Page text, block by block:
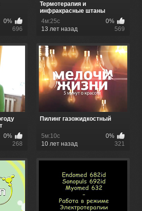
0%
696
Термотерапия и
инфракрасные штаны
4м:25с
0%
13 лет назад
569
0%
268
Пилинг газожидкостный
5м:10с
0%
10 лет назад
321